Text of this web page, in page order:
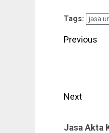
Tags: jasa
Post
Previous
Next
post:
Jasa Akta